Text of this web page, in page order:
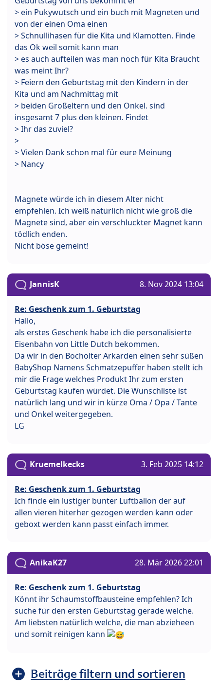
> ein Pukywutsch und ein buch mit Magneten und
von der einen Oma einen
> Schnullihasen für die Kita und Klamotten. Finde
das Ok weil somit kann man
> es auch aufteilen was man noch für Kita Braucht
was meint Ihr?
> Feiern den Geburtstag mit den Kindern in der
Kita und am Nachmittag mit
> beiden Großeltern und den Onkel. sind
insgesamt 7 plus den kleinen. Findet
> Ihr das zuviel?
>
> Vielen Dank schon mal für eure Meinung
> Nancy
Magnete würde ich in diesem Alter nicht
empfehlen. Ich weiß natürlich nicht wie groß die
Magnete sind, aber ein verschluckter Magnet kann
tödlich enden.
Nicht böse gemeint!
JannisK 8. Nov 2024 13:04
Re: Geschenk zum 1. Geburtstag
Hallo,
als erstes Geschenk habe ich die personalisierte
Eisenbahn von Little Dutch bekommen.
Da wir in den Bocholter Arkarden einen sehr süßen
BabyShop Namens Schmatzepuffer haben stellt ich
mir die Frage welches Produkt Ihr zum ersten
Geburtstag kaufen würdet. Die Wunschliste ist
natürlich lang und wir in kürze Oma / Opa / Tante
und Onkel weitergegeben.
LG
Kruemelkecks 3. Feb 2025 14:12
Re: Geschenk zum 1. Geburtstag
Ich finde ein lustiger bunter Luftballon der auf
allen vieren hiterher gezogen werden kann oder
geboxt werden kann passt einfach immer.
AnikaK27 28. Mär 2026 22:01
Re: Geschenk zum 1. Geburtstag
Könnt ihr Schaumstoffbausteine empfehlen? Ich
suche für den ersten Geburtstag gerade welche.
Am liebsten natürlich welche, die man abzieheen
und somit reinigen kann
Beiträge filtern und sortieren